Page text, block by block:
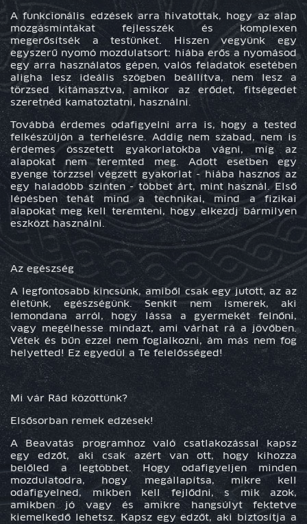
A funkcionális edzések arra hivatottak, hogy az alap
mozgásmintákat fejlesszék és komplexen
megerősítsék a testünket. Hiszen vegyünk egy
egyszerű nyomó mozdulatsort: hiába erős a nyomásod
egy arra használatos gépen, valós feladatok esetében
aligha lesz ideális szögben beállítva, nem lesz a
törzsed kitámasztva, amikor az erődet, fitségedet
szeretnéd kamatoztatni, használni.
Továbbá érdemes odafigyelni arra is, hogy a tested
felkészüljön a terhelésre. Addig nem szabad, nem is
érdemes összetett gyakorlatokba vágni, míg az
alapokat nem teremted meg. Adott esetben egy
gyenge törzzsel végzett gyakorlat - hiába hasznos az
egy haladóbb szinten - többet árt, mint használ. Első
lépésben tehát mind a technikai, mind a fizikai
alapokat meg kell teremteni, hogy elkezdj bármilyen
eszközt használni.
Az egészség
A legfontosabb kincsünk, amiből csak egy jutott, az az
életünk, egészségünk. Senkit nem ismerek, aki
lemondana arról, hogy lássa a gyermekét felnőni,
vagy megélhesse mindazt, ami várhat rá a jövőben.
Vétek és bűn ezzel nem foglalkozni, ám más nem fog
helyetted! Ez egyedül a Te felelősséged!
Mi vár Rád közöttünk?
Elsősorban remek edzések!
A Beavatás programhoz való csatlakozással kapsz
egyedzőt, aki csak azért van ott, hogy kihozza
belőled a legtöbbet. Hogy odafigyeljen minden
mozdulatodra, hogy megállapítsa, mikre kell
odafigyelned, mikben kell fejlődni, s mik azok,
amikben jó vagy és amikre hangsúlyt fektetve
kiemelkedő lehetsz. Kapsz egy edzőt, aki biztosítja a